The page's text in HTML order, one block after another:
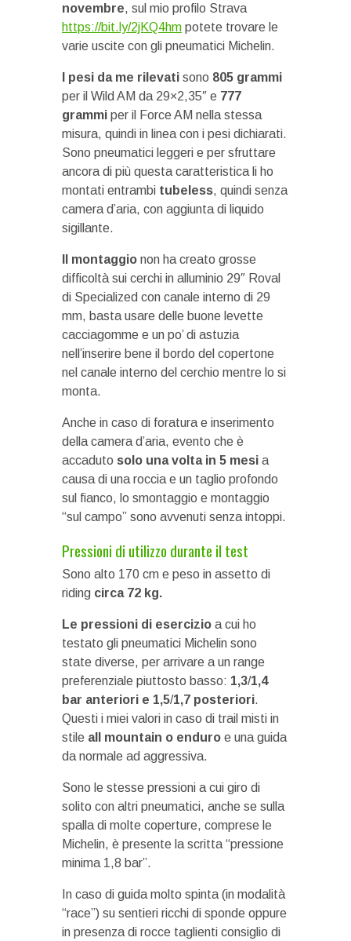
novembre, sul mio profilo Strava
https://bit.ly/2jKQ4hm potete trovare le
varie uscite con gli pneumatici Michelin.
I pesi da me rilevati sono 805 grammi
per il Wild AM da 29×2,35″ e 777
grammi per il Force AM nella stessa
misura, quindi in linea con i pesi dichiarati.
Sono pneumatici leggeri e per sfruttare
ancora di più questa caratteristica li ho
montati entrambi tubeless, quindi senza
camera d’aria, con aggiunta di liquido
sigillante.
Il montaggio non ha creato grosse
difficoltà sui cerchi in alluminio 29″ Roval
di Specialized con canale interno di 29
mm, basta usare delle buone levette
cacciagomme e un po’ di astuzia
nell’inserire bene il bordo del copertone
nel canale interno del cerchio mentre lo si
monta.
Anche in caso di foratura e inserimento
della camera d’aria, evento che è
accaduto solo una volta in 5 mesi a
causa di una roccia e un taglio profondo
sul fianco, lo smontaggio e montaggio
“sul campo” sono avvenuti senza intoppi.
Pressioni di utilizzo durante il test
Sono alto 170 cm e peso in assetto di
riding circa 72 kg.
Le pressioni di esercizio a cui ho
testato gli pneumatici Michelin sono
state diverse, per arrivare a un range
preferenziale piuttosto basso: 1,3/1,4
bar anteriori e 1,5/1,7 posteriori.
Questi i miei valori in caso di trail misti in
stile all mountain o enduro e una guida
da normale ad aggressiva.
Sono le stesse pressioni a cui giro di
solito con altri pneumatici, anche se sulla
spalla di molte coperture, comprese le
Michelin, è presente la scritta “pressione
minima 1,8 bar”.
In caso di guida molto spinta (in modalità
“race”) su sentieri ricchi di sponde oppure
in presenza di rocce taglienti consiglio di